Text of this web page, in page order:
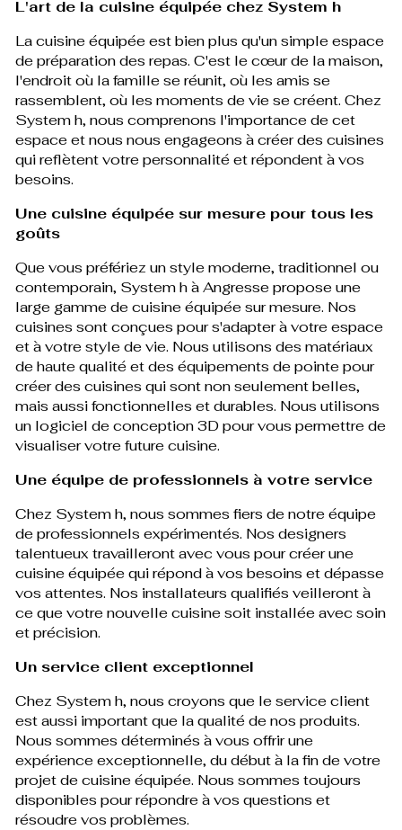
L'art de la cuisine équipée chez System h
La cuisine équipée est bien plus qu'un simple espace
de préparation des repas. C'est le cœur de la maison,
l'endroit où la famille se réunit, où les amis se
rassemblent, où les moments de vie se créent. Chez
System h, nous comprenons l'importance de cet
espace et nous nous engageons à créer des cuisines
qui reflètent votre personnalité et répondent à vos
besoins.
Une cuisine équipée sur mesure pour tous les
goûts
Que vous préfériez un style moderne, traditionnel ou
contemporain, System h à Angresse propose une
large gamme de cuisine équipée sur mesure. Nos
cuisines sont conçues pour s'adapter à votre espace
et à votre style de vie. Nous utilisons des matériaux
de haute qualité et des équipements de pointe pour
créer des cuisines qui sont non seulement belles,
mais aussi fonctionnelles et durables. Nous utilisons
un logiciel de conception 3D pour vous permettre de
visualiser votre future cuisine.
Une équipe de professionnels à votre service
Chez System h, nous sommes fiers de notre équipe
de professionnels expérimentés. Nos designers
talentueux travailleront avec vous pour créer une
cuisine équipée qui répond à vos besoins et dépasse
vos attentes. Nos installateurs qualifiés veilleront à
ce que votre nouvelle cuisine soit installée avec soin
et précision.
Un service client exceptionnel
Chez System h, nous croyons que le service client
est aussi important que la qualité de nos produits.
Nous sommes déterminés à vous offrir une
expérience exceptionnelle, du début à la fin de votre
projet de cuisine équipée. Nous sommes toujours
disponibles pour répondre à vos questions et
résoudre vos problèmes.